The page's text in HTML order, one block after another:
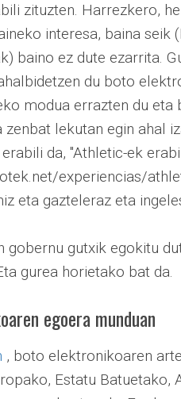
zituzten. Harrezkero,
interesa, baina seik
baino ez dute ezarrita.
du boto
modua errazten du
zenbat lekutan egin ahal
da, "Athletic-ek
experiencias/
eta gazteleraz eta
gobernu gutxik egokitu
gurea horietako bat da.
egoera munduan
, boto elektronikoaren
Estatu Batuetako,